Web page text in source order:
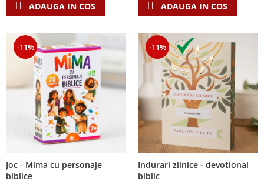
ADAUGA IN COS ADAUGA IN COS
-11%
Joc - Mima cu personaje
biblice
-11%
Indurari zilnice - devotional
biblic